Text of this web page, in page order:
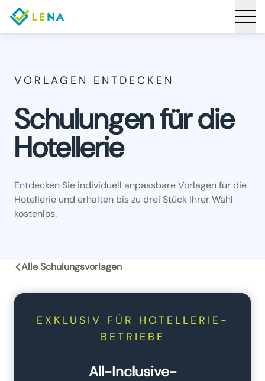
VORLAGEN ENTDECKEN
Schulungen für die
Hotellerie
Entdecken Sie individuell anpassbare Vorlagen für die
Hotellerie und erhalten bis zu drei Stück Ihrer Wahl
kostenlos.
Alle Schulungsvorlagen
EXKLUSIV FÜR HOTELLERIE-
BETRIEBE
All-Inclusive-